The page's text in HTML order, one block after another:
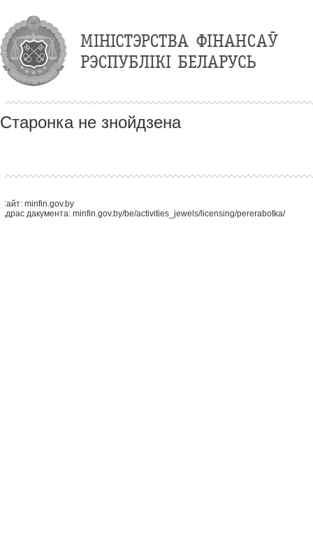
Старонка не знойдзена
Сайт: minfin.gov.by
Адрас дакумента: minfin.gov.by/be/activities_jewels/licensing/pererabotka/